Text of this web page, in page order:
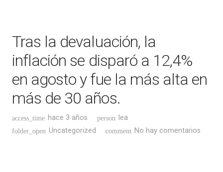
Tras la devaluación, la
inflación se disparó a 12,4%
en agosto y fue la más alta en
más de 30 años.
access_time hace 3 años person lea
folder_open Uncategorized comment No hay comentarios